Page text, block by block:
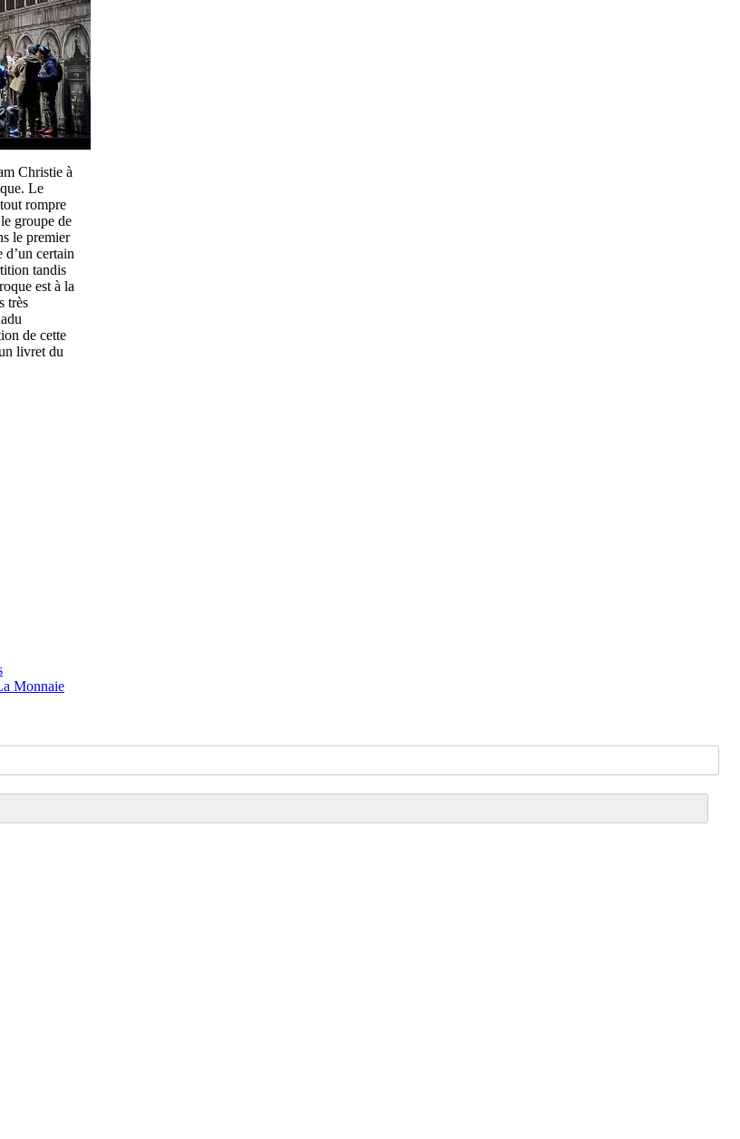
Christie à
Le
rompre
groupe de
le premier
d’un certain
tandis
est à la
très
de cette
livret du